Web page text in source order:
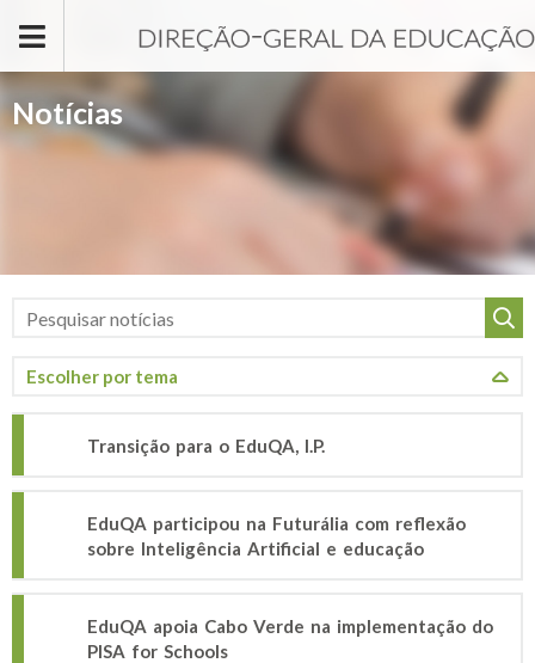
Notícias
Transição para o EduQA, I.P.
EduQA participou na Futurália com reflexão
sobre Inteligência Artificial e educação
EduQA apoia Cabo Verde na implementação do
PISA for Schools